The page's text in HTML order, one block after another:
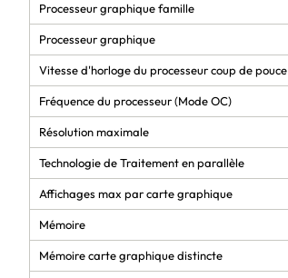
Processeur graphique famille
Processeur graphique
Vitesse d'horloge du processeur coup de pouce
Fréquence du processeur (Mode OC)
Résolution maximale
Technologie de Traitement en parallèle
Affichages max par carte graphique
Mémoire
Mémoire carte graphique distincte